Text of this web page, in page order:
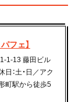
フェ】
1-13 藤田ビル
：土・日／アク
町駅から徒歩5